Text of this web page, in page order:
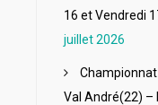
16 et Vendredi
juillet 2026
Val André(22) –